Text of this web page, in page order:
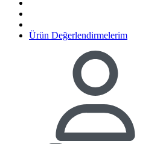
Ürün Değerlendirmelerim